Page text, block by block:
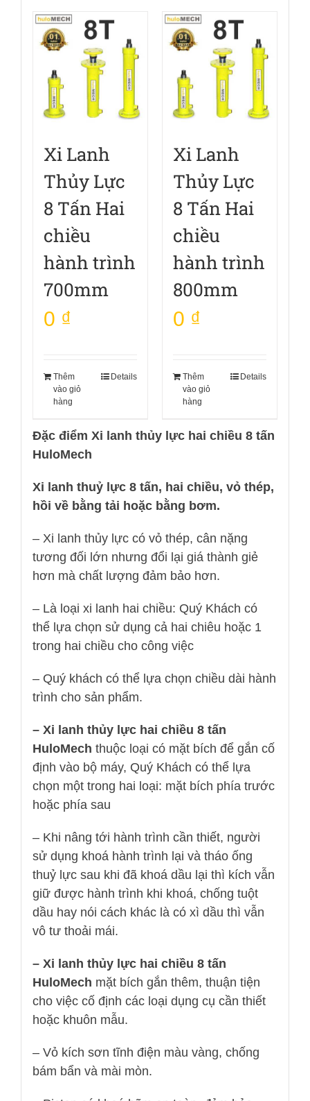
Xi Lanh
Thủy Lực
8 Tấn Hai
chiều
hành trình
700mm
0 ₫
Thêm
vào giỏ
hàng
Details
Xi Lanh
Thủy Lực
8 Tấn Hai
chiều
hành trình
800mm
0 ₫
Thêm
vào giỏ
hàng
Details
Đặc điểm Xi lanh thủy lực hai chiều 8 tấn
HuloMech
Xi lanh thuỷ lực 8 tấn, hai chiều, vỏ thép,
hồi về bằng tải hoặc bằng bơm.
– Xi lanh thủy lực có vỏ thép, cân nặng
tương đối lớn nhưng đổi lại giá thành giẻ
hơn mà chất lượng đảm bảo hơn.
– Là loại xi lanh hai chiều: Quý Khách có
thể lựa chọn sử dụng cả hai chiêu hoặc 1
trong hai chiều cho công việc
– Quý khách có thể lựa chọn chiều dài hành
trình cho sản phẩm.
– Xi lanh thủy lực hai chiều 8 tấn
HuloMech thuộc loại có mặt bích để gắn cố
định vào bộ máy, Quý Khách có thể lựa
chọn một trong hai loại: mặt bích phía trước
hoặc phía sau
– Khi nâng tới hành trình cần thiết, người
sử dụng khoá hành trình lại và tháo ống
thuỷ lực sau khi đã khoá dầu lại thì kích vẫn
giữ được hành trình khi khoá, chống tuột
dầu hay nói cách khác là có xì dầu thì vẫn
vô tư thoải mái.
– Xi lanh thủy lực hai chiều 8 tấn
HuloMech mặt bích gắn thêm, thuận tiện
cho việc cố định các loại dụng cụ cần thiết
hoặc khuôn mẫu.
– Vỏ kích sơn tĩnh điện màu vàng, chống
bám bẩn và mài mòn.